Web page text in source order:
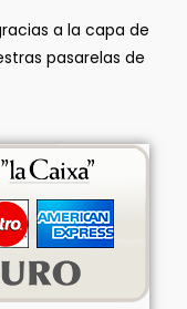
a la capa de
pasarelas de